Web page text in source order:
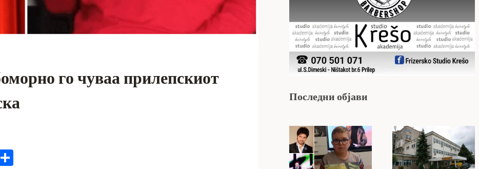
го чуваа прилепскиот
Последни објави